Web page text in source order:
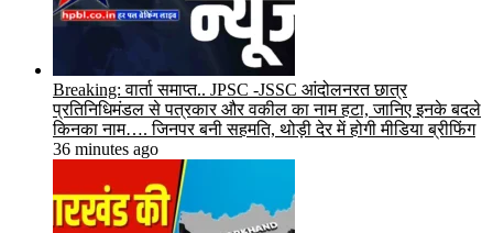
Breaking: वार्ता समाप्त.. JPSC -JSSC आंदोलनरत छात्र
प्रतिनिधिमंडल से पत्रकार और वकील का नाम हटा, जानिए इनके बदले
किनका नाम…. जिनपर बनी सहमति, थोड़ी देर में होगी मीडिया ब्रीफिंग
36 minutes ago